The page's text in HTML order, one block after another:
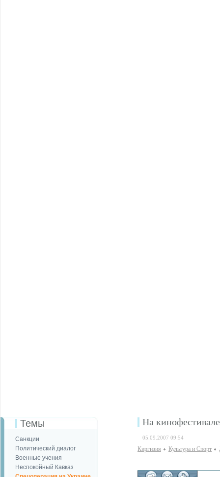
Темы
Санкции
Политический диалог
Военные учения
Неспокойный Кавказ
На
05.09.2007 09:54
Киргизия Культура и Спорт